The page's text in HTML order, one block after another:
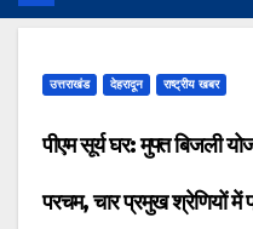
उत्तराखंड देहरादून राष्ट्रीय खबर
पीएम सूर्य घर: मुफ्त बिजली
परचम, चार प्रमुख श्रेणियों में